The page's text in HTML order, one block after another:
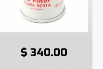
$ 340.00